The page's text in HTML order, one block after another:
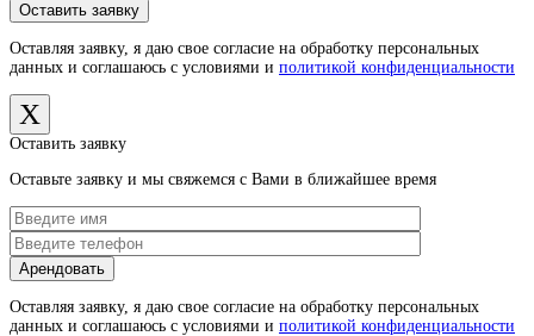
Оставляя заявку, я даю свое согласие на обработку персональных
данных и соглашаюсь с условиями и политикой конфиденциальности
X
Оставить заявку
Оставьте заявку и мы свяжемся с Вами в ближайшее время
Оставляя заявку, я даю свое согласие на обработку персональных
данных и соглашаюсь с условиями и политикой конфиденциальности